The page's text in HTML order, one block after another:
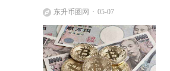
东升币圈网 05-07